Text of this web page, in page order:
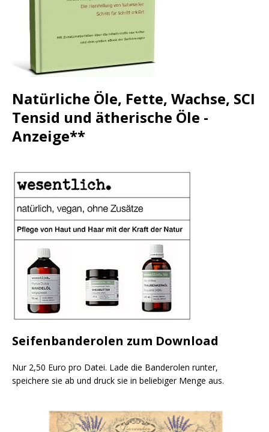
Natürliche Öle, Fette, Wachse, SCI
Tensid und ätherische Öle -
Anzeige**
Seifenbanderolen zum Download
Nur 2,50 Euro pro Datei. Lade die Banderolen runter,
speichere sie ab und druck sie in beliebiger Menge aus.